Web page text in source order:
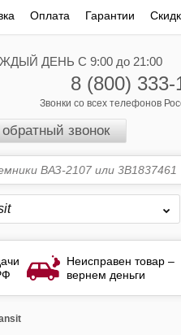
Оплата Гарантии
ДЕНЬ С 9:00 до 21:00
8 (800) 333-
Звонки со всех телефонов
обратный звонок
Неисправен товар –
вернем деньги